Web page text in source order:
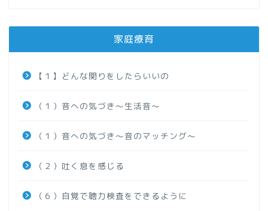
家庭療育
【１】どんな関りをしたらいいの
（１）音への気づき～生活音～
（１）音への気づき～音のマッチング～
（２）吐く息を感じる
（６）自覚で聴力検査をできるように